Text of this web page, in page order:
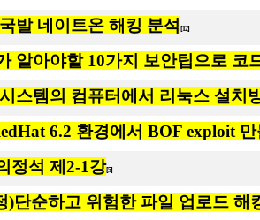
발 네이트온 해킹 분석 [12]
알아야할 10가지 보안팁으로 코
스템의 컴퓨터에서 리눅스 설치
6.2 환경에서 BOF exploit 만
정석 제2-1강[5]
)단순하고 위험한 파일 업로드 해